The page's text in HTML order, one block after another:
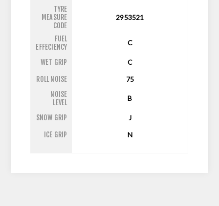
TYRE
MEASURE
CODE
2953521
FUEL
EFFECIENCY
C
WET GRIP C
ROLL NOISE
75
NOISE
LEVEL
B
SNOW GRIP J
ICE GRIP N